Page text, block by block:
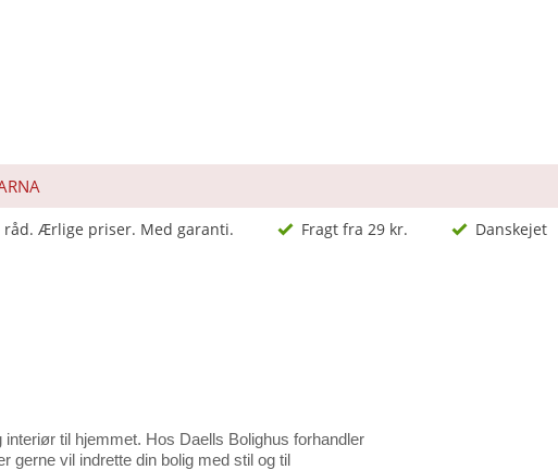
råd. Ærlige priser. Med garanti. Fragt fra 29 kr. Danskejet
til hjemmet. Hos Daells Bolighus forhandler
gerne vil indrette din bolig med stil og til